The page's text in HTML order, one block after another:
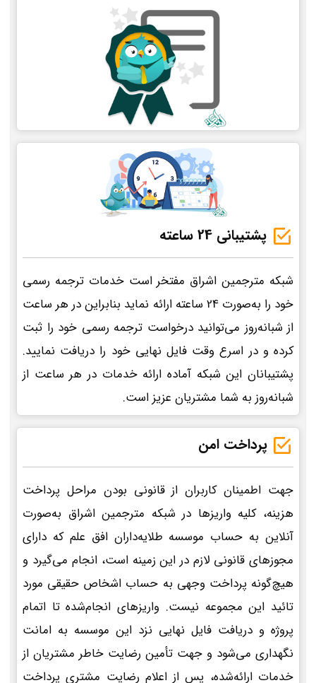
پشتیبانی 24 ساعته
شبکه مترجمین اشراق مفتخر است خدمات ترجمه رسمی
خود را به‌صورت 24 ساعته ارائه نماید بنابراین در هر ساعت
از شبانه‌روز می‌توانید درخواست ترجمه رسمی خود را ثبت
کرده و در اسرع وقت فایل نهایی خود را دریافت نمایید.
پشتیبانان این شبکه آماده ارائه خدمات در هر ساعت از
شبانه‌روز به شما مشتریان عزیز است.
پرداخت امن
جهت اطمینان کاربران از قانونی بودن مراحل پرداخت
هزینه، کلیه واریزها در شبکه مترجمین اشراق به‌صورت
آنلاین به حساب موسسه طلایه‌داران افق علم که دارای
مجوزهای قانونی لازم در این زمینه است، انجام می‌گیرد و
هیچ‌گونه پرداخت وجهی به حساب اشخاص حقیقی مورد
تائید این مجموعه نیست. واریزهای انجام‌شده تا اتمام
پروژه و دریافت فایل نهایی نزد این موسسه به امانت
نگهداری می‌شود و جهت تأمین رضایت خاطر مشتریان از
خدمات ارائه‌شده، پس از اعلام رضایت مشتری پرداخت